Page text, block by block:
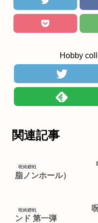
Hobby
関連記事
呪術廻戦
脂ノンホール）
呪術廻戦
ンド 第一弾